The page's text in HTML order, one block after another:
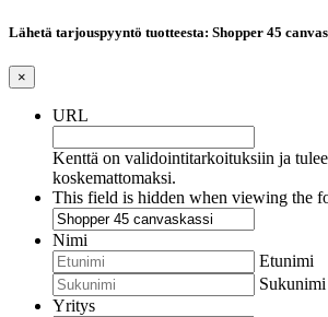
Lähetä tarjouspyyntö tuotteesta: Shopper 45
×
URL
Kenttä on validointitarkoituksiin ja
koskemattomaksi.
This field is hidden when viewing the
Nimi
Etunimi
Sukunimi
Yritys